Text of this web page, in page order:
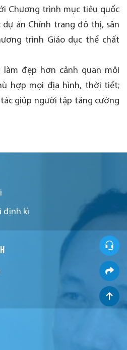
Chương trình mục tiêu quốc
án Chỉnh trang đô thị, sân
trình Giáo dục thể chất
đẹp hơn cảnh quan môi
hợp mọi địa hình, thời tiết;
giúp người tập tăng cường
định kì